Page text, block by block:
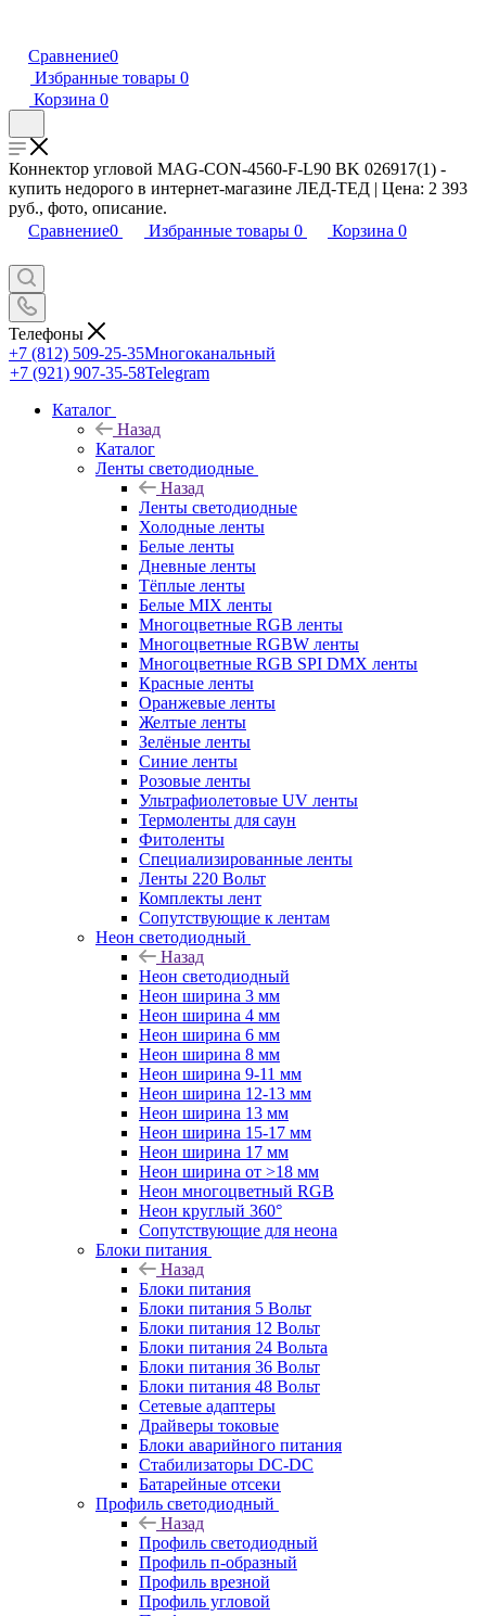
Сравнение0
Избранные товары 0
Корзина 0
Коннектор угловой MAG-CON-4560-F-L90 BK 026917(1) -
купить недорого в интернет-магазине ЛЕД-ТЕД | Цена: 2 393
руб., фото, описание.
Сравнение0 Избранные товары 0 Корзина 0
Телефоны
+7 (812) 509-25-35Многоканальный
+7 (921) 907-35-58Telegram
Каталог
Назад
Каталог
Ленты светодиодные
Назад
Ленты светодиодные
Холодные ленты
Белые ленты
Дневные ленты
Тёплые ленты
Белые MIX ленты
Многоцветные RGB ленты
Многоцветные RGBW ленты
Многоцветные RGB SPI DMX ленты
Красные ленты
Оранжевые ленты
Желтые ленты
Зелёные ленты
Синие ленты
Розовые ленты
Ультрафиолетовые UV ленты
Термоленты для саун
Фитоленты
Специализированные ленты
Ленты 220 Вольт
Комплекты лент
Сопутствующие к лентам
Неон светодиодный
Назад
Неон светодиодный
Неон ширина 3 мм
Неон ширина 4 мм
Неон ширина 6 мм
Неон ширина 8 мм
Неон ширина 9-11 мм
Неон ширина 12-13 мм
Неон ширина 13 мм
Неон ширина 15-17 мм
Неон ширина 17 мм
Неон ширина от >18 мм
Неон многоцветный RGB
Неон круглый 360°
Сопутствующие для неона
Блоки питания
Назад
Блоки питания
Блоки питания 5 Вольт
Блоки питания 12 Вольт
Блоки питания 24 Вольта
Блоки питания 36 Вольт
Блоки питания 48 Вольт
Сетевые адаптеры
Драйверы токовые
Блоки аварийного питания
Стабилизаторы DC-DC
Батарейные отсеки
Профиль светодиодный
Назад
Профиль светодиодный
Профиль п-образный
Профиль врезной
Профиль угловой